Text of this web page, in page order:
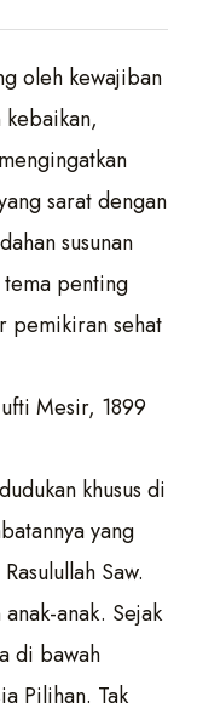
oleh kewajiban
kebaikan,
sarat dengan
susunan
tema penting
pemikiran sehat
Mesir, 1899
khusus di
yang
Saw.
anak. Sejak
di bawah
Pilihan. Tak